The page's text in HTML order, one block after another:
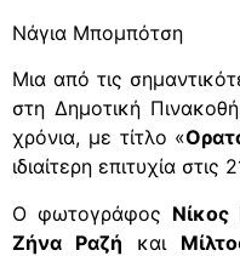
Νάγια Μπομπότση
Μια από τις
στη Δημοτική
χρόνια, με τίτλο «
ιδιαίτερη επιτυχία
Ο φωτογράφος Νίκος
Ζήνα Ραζή και